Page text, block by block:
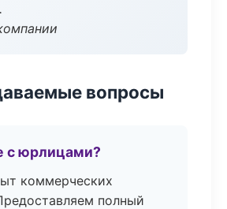
вопросы
с юрлицами?
коммерческих
полный